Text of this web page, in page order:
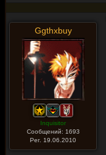
Ggthxbuy
Inquisitor
Сообщений: 1693
Рег. 19.06.2010